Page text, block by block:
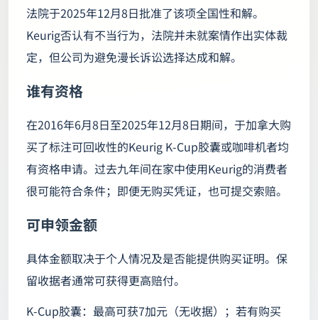
法院于2025年12月8日批准了该项全国性和解。
Keurig否认有不当行为，法院并未就案情作出实体裁
定，但公司为避免漫长诉讼选择达成和解。
谁有资格
在2016年6月8日至2025年12月8日期间，于加拿大购
买了标注可回收性的Keurig K‑Cup胶囊或咖啡机者均
有资格申请。过去九年间在家中使用Keurig的消费者
很可能符合条件；即便无购买凭证，也可提交索赔。
可申领金额
具体金额取决于个人情况及是否能提供购买证明。保
留收据者通常可获得更高赔付。
K‑Cup胶囊：最高可获7加元（无收据）；若有购买